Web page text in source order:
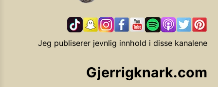
Jeg publiserer jevnlig innhold i disse kanalene
Gjerrigknark.com